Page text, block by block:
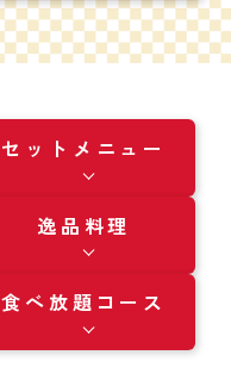
セットメニュー
逸品料理
食べ放題コース